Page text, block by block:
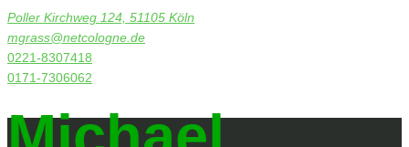
Poller Kirchweg 124, 51105 Köln
mgrass@netcologne.de
0221-8307418
0171-7306062